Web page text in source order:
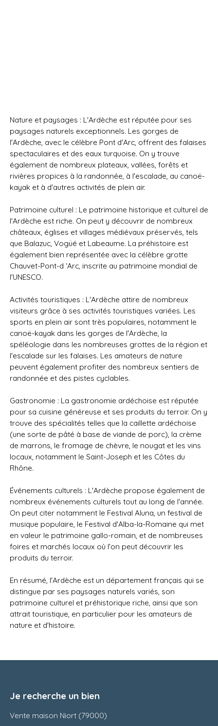
Nature et paysages : L'Ardèche est réputée pour ses
paysages naturels exceptionnels. Les gorges de
l'Ardèche, avec le célèbre Pont d'Arc, offrent des falaises
spectaculaires et des eaux turquoise. On y trouve
également de nombreux plateaux, vallées, forêts et
rivières propices à la randonnée, à l'escalade, au canoë-
kayak et à d'autres activités de plein air.
Patrimoine culturel : Le patrimoine historique et culturel de
l'Ardèche est riche. On peut y découvrir de nombreux
châteaux, églises et villages médiévaux préservés, tels
que Balazuc, Vogüé et Labeaume. La préhistoire est
également bien représentée avec la célèbre grotte
Chauvet-Pont-d ‘Arc, inscrite au patrimoine mondial de
l'UNESCO.
Activités touristiques : L'Ardèche attire de nombreux
visiteurs grâce à ses activités touristiques variées. Les
sports en plein air sont très populaires, notamment le
canoë-kayak dans les gorges de l'Ardèche, la
spéléologie dans les nombreuses grottes de la région et
l'escalade sur les falaises. Les amateurs de nature
peuvent également profiter des nombreux sentiers de
randonnée et des pistes cyclables.
Gastronomie : La gastronomie ardéchoise est réputée
pour sa cuisine généreuse et ses produits du terroir. On y
trouve des spécialités telles que la caillette ardéchoise
(une sorte de pâté à base de viande de porc), la crème
de marrons, le fromage de chèvre, le nougat et les vins
locaux, notamment le Saint-Joseph et les Côtes du
Rhône.
Événements culturels : L'Ardèche propose également de
nombreux événements culturels tout au long de l'année.
On peut citer notamment le Festival Aluna, un festival de
musique populaire, le Festival d'Alba-la-Romaine qui met
en valeur le patrimoine gallo-romain, et de nombreuses
foires et marchés locaux où l'on peut découvrir les
produits du terroir.
En résumé, l'Ardèche est un département français qui se
distingue par ses paysages naturels variés, son
patrimoine culturel et préhistorique riche, ainsi que son
attrait touristique, en particulier pour les amateurs de
nature et d'histoire.
Je recherche un bien
Vente maison Niort (79000)